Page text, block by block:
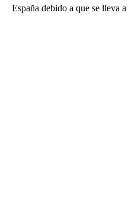
España debido a que se lleva